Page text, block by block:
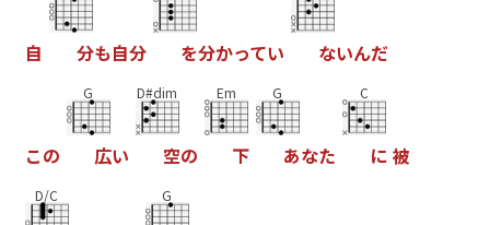
自 分も自分 を分かってい ないんだ
この
G
広い
D#dim
空の
Em
下
G
あなた
C
に 被
D/C G